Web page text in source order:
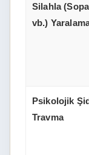
Silahla
vb.)
Psikolojik
Travma